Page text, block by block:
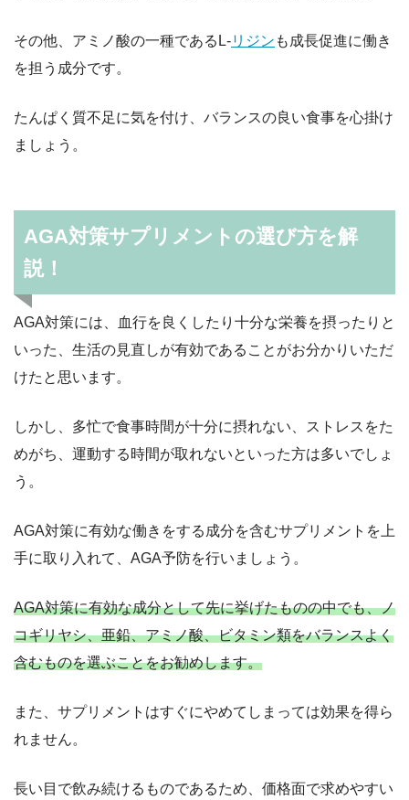
その他、アミノ酸の一種であるL-リジン も成長促進に働き
を担う成分です。
たんぱく質不足に気を付け、バランスの良い食事を心掛け
ましょう。
AGA対策サプリメントの選び方を解
説！
AGA対策には、血行を良くしたり十分な栄養を摂ったりと
いった、生活の見直しが有効であることがお分かりいただ
けたと思います。
しかし、多忙で食事時間が十分に摂れない、ストレスをた
めがち、運動する時間が取れないといった方は多いでしょ
う。
AGA対策に有効な働きをする成分を含むサプリメントを上
手に取り入れて、AGA予防を行いましょう。
AGA対策に有効な成分として先に挙げたものの中でも、ノ
コギリヤシ、亜鉛、アミノ酸、ビタミン類をバランスよく
含むものを選ぶことをお勧めします。
また、サプリメントはすぐにやめてしまっては効果を得ら
れません。
長い目で飲み続けるものであるため、価格面で求めやすい